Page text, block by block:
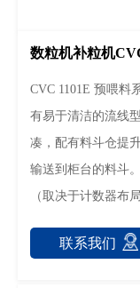
数粒机补粒机
CVC 1101E 预喂料
有易于清洁的流线
凑，配有料斗仓提
输送到柜台的料斗
（取决于计数器布局
联系我们